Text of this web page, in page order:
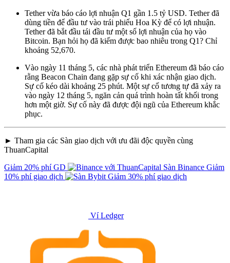
Tether vừa báo cáo lợi nhuận Q1 gần 1.5 tỷ USD. Tether đã
dùng tiền để đầu tư vào trái phiếu Hoa Kỳ để có lợi nhuận.
Tether đã bắt đầu tái đầu tư một số lợi nhuận của họ vào
Bitcoin. Bạn hỏi họ đã kiếm được bao nhiêu trong Q1? Chỉ
khoảng 52,670.
Vào ngày 11 tháng 5, các nhà phát triển Ethereum đã báo cáo
rằng Beacon Chain đang gặp sự cố khi xác nhận giao dịch.
Sự cố kéo dài khoảng 25 phút. Một sự cố tương tự đã xảy ra
vào ngày 12 tháng 5, ngăn cản quá trình hoàn tất khối trong
hơn một giờ. Sự cố này đã được đội ngũ của Ethereum khắc
phục.
► Tham gia các Sàn giao dịch với ưu đãi độc quyền cùng
ThuanCapital
Giảm 20% phí GD
Sàn Binance Giảm
10% phí giao dịch
Giảm 30% phí giao dịch
Ví Ledger